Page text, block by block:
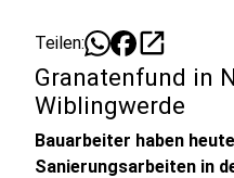
Teilen: open_in_new
Granatenfund in
Wiblingwerde
Bauarbeiter haben
Sanierungsarbeiten in